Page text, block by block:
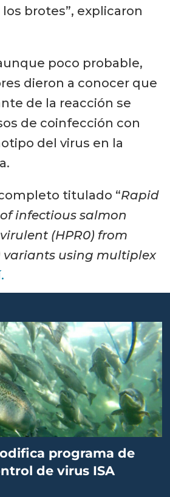
brotes”, explicaron
poco probable,
dieron a conocer que
de la reacción se
de coinfección con
del virus en la
titulado “Rapid
infectious salmon
(HPR0) from
variants using multiplex
programa de
de virus ISA